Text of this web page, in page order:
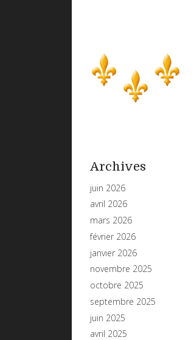
Archives
juin 2026
avril 2026
mars 2026
février 2026
janvier 2026
novembre 2025
octobre 2025
septembre 2025
juin 2025
avril 2025